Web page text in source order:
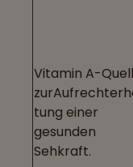
Vitamin A-
tung einer
gesunden
Sehkraft.